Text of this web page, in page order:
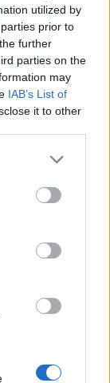
utilized by
prior to
further
parties on the
may
IAB’s List of
it to other
more Google
may click to
tags to
below Google
ένσημα